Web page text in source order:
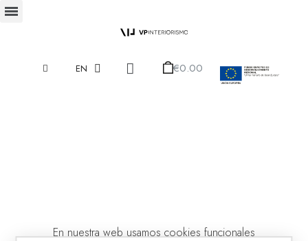
EN €0.00
En nuestra web usamos cookies funcionales